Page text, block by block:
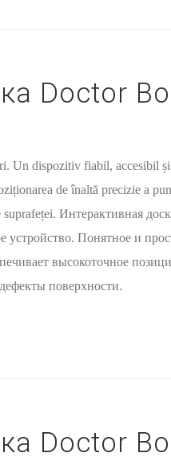
Doctor
Un dispozitiv fiabil, accesibil
de înaltă precizie a
Интерактивная
Понятное и
высокоточное
поверхности.
Doctor